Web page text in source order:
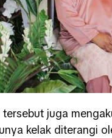
tersebut juga
kelak diterangi